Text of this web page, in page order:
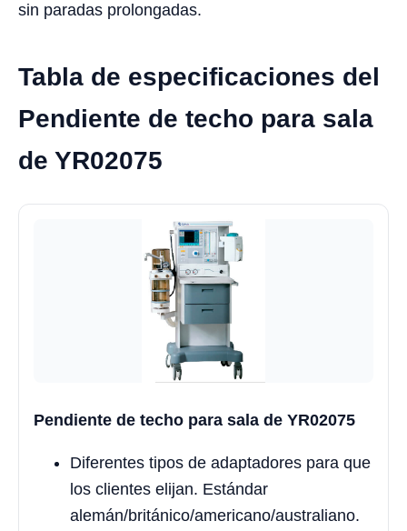
sin paradas prolongadas.
Tabla de especificaciones del
Pendiente de techo para sala
de YR02075
Pendiente de techo para sala de YR02075
Diferentes tipos de adaptadores para que
los clientes elijan. Estándar
alemán/británico/americano/australiano.